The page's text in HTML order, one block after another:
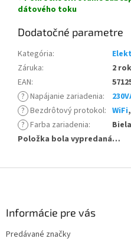
dátového toku
Dodatočné parametre
Kategória:
Záruka:
2
EAN:
? Napájanie zariadenia:
? Bezdrôtový protokol: WiFi,
? Farba zariadenia:
Biela
Položka bola vypredaná…
Informácie pre vás
Predávané značky